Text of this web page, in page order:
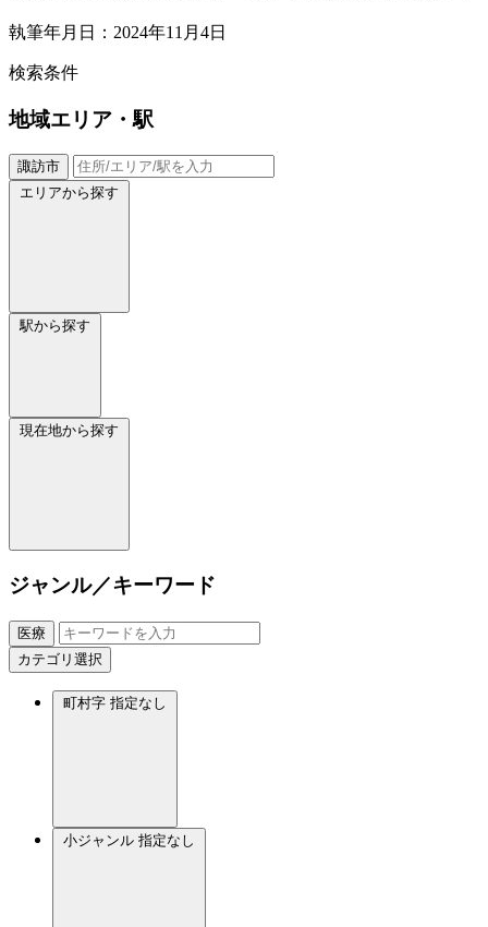
執筆年月日：2024年11月4日
検索条件
地域エリア・駅
諏訪市
エリアから探す
駅から探す
現在地から探す
ジャンル／キーワード
医療
カテゴリ選択
町村字 指定なし
小ジャンル 指定なし